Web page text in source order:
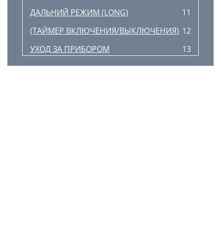
ДАЛЬНИЙ РЕЖИМ (LONG)
11
(ТАЙМЕР ВКЛЮЧЕНИЯ/ВЫКЛЮЧЕНИЯ) 12
УХОД ЗА ПРИБОРОМ
13
ПЕРЕД ОБРАЩЕНИЕМ В СЕРВИСНУЮ
14